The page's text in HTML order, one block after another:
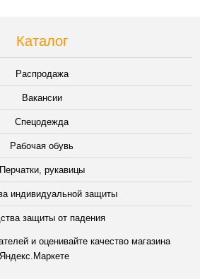
Каталог
Распродажа
Вакансии
Спецодежда
Рабочая обувь
Перчатки, рукавицы
индивидуальной защиты
защиты от падения